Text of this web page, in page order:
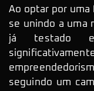
Ao optar por uma
se unindo a uma
já testado e
seguindo um